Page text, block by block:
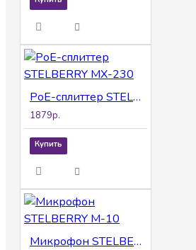
PoE-сплиттер STELBERRY MX-230
1879р.
Купить
Микрофон STELBERRY M-10